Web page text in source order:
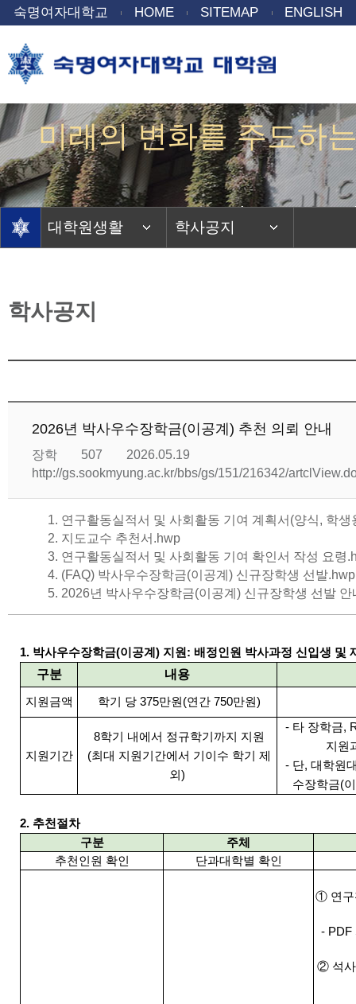
숙명여자대학교 HOME SITEMAP ENGLISH
미래의 변화를 주도하
Gentle power to
대학원생활 학사공지
학사공지
2026년 박사우수장학금(이공계) 추천 의뢰 안내
장학 507
2026.05.19
http://gs.sookmyung.ac.kr/bbs/gs/151/216342/
1. 연구활동실적서 및 사회활동 기여 계획서(양식, 학생
2. 지도교수 추천서.hwp
3. 연구활동실적서 및 사회활동 기여 확인서 작성 요령
4. (FAQ) 박사우수장학금(이공계) 신규장학생 선발.hwp
5. 2026년 박사우수장학금(이공계) 신규장학생 선발
1. 박사우수장학금(이공계) 지원: 배정인원 박사과정 신입생 및
구분 내용
지원금액 학기 당 375만원(연간 750만원)
지원기간
8학기 내에서 정규학기까지 지원
(최대 지원기간에서 기이수 학기 제
외)
- 타 장학금,
지원
- 단, 대학원
수장학금(
2. 추천절차
구분
주체
추천인원 확인
단과대학별 확인
① 연구
- PDF
② 석사